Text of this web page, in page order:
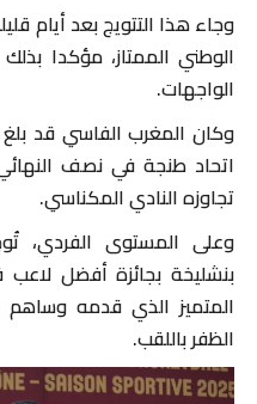
وجاء هذا التتويج بعد أيام
الوطني الممتاز، مؤكدا
الواجهات.
وكان المغرب الفاسي قد بلغ
اتحاد طنجة في نصف
تجاوزه النادي المكناسي.
وعلى المستوى الفردي،
بنشليخة بجائزة أفضل لاعب
المتميز الذي قدمه
الظفر باللقب.